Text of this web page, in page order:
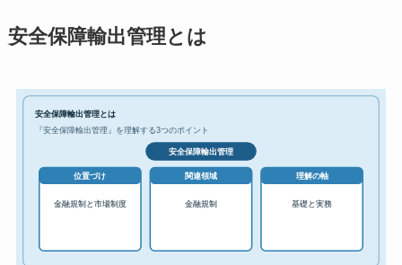
安全保障輸出管理とは
安全保障輸出管理とは
『安全保障輸出管理』を理解する3つのポイント
安全保障輸出管理
位置づけ
金融規制と市場制度
関連領域
金融規制
理解の軸
基礎と実務